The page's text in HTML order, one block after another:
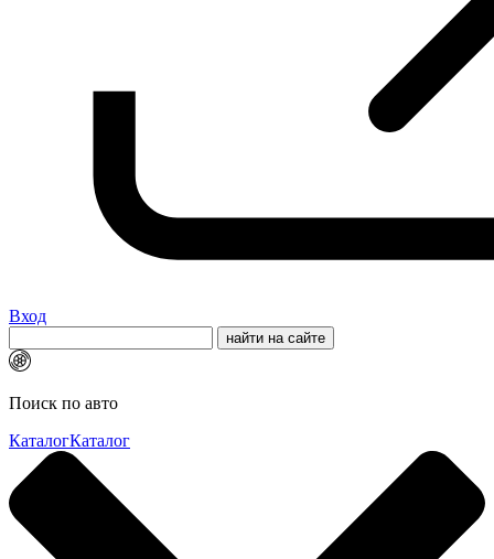
Вход
Поиск по авто
КаталогКаталог